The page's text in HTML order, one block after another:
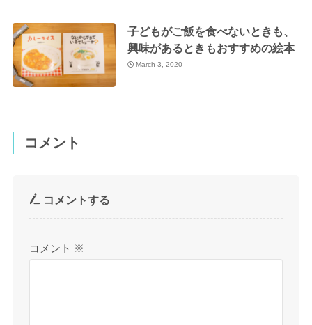
子どもがご飯を食べないときも、
興味があるときもおすすめの絵本
March 3, 2020
コメント
コメントする
コメント ※